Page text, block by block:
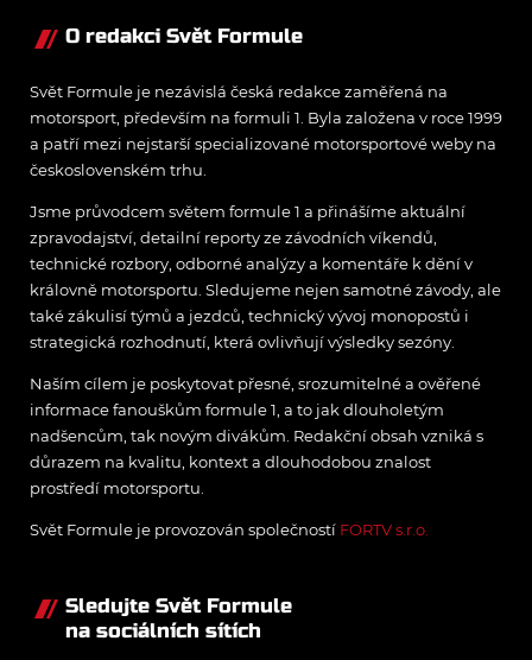
O redakci Svět Formule
Svět Formule je nezávislá česká redakce zaměřená na
motorsport, především na formuli 1. Byla založena v roce 1999
a patří mezi nejstarší specializované motorsportové weby na
československém trhu.
Jsme průvodcem světem formule 1 a přinášíme aktuální
zpravodajství, detailní reporty ze závodních víkendů,
technické rozbory, odborné analýzy a komentáře k dění v
královně motorsportu. Sledujeme nejen samotné závody, ale
také zákulisí týmů a jezdců, technický vývoj monopostů i
strategická rozhodnutí, která ovlivňují výsledky sezóny.
Naším cílem je poskytovat přesné, srozumitelné a ověřené
informace fanouškům formule 1, a to jak dlouholetým
nadšencům, tak novým divákům. Redakční obsah vzniká s
důrazem na kvalitu, kontext a dlouhodobou znalost
prostředí motorsportu.
Svět Formule je provozován společností FORTV s.r.o.
Sledujte Svět Formule
na sociálních sítích